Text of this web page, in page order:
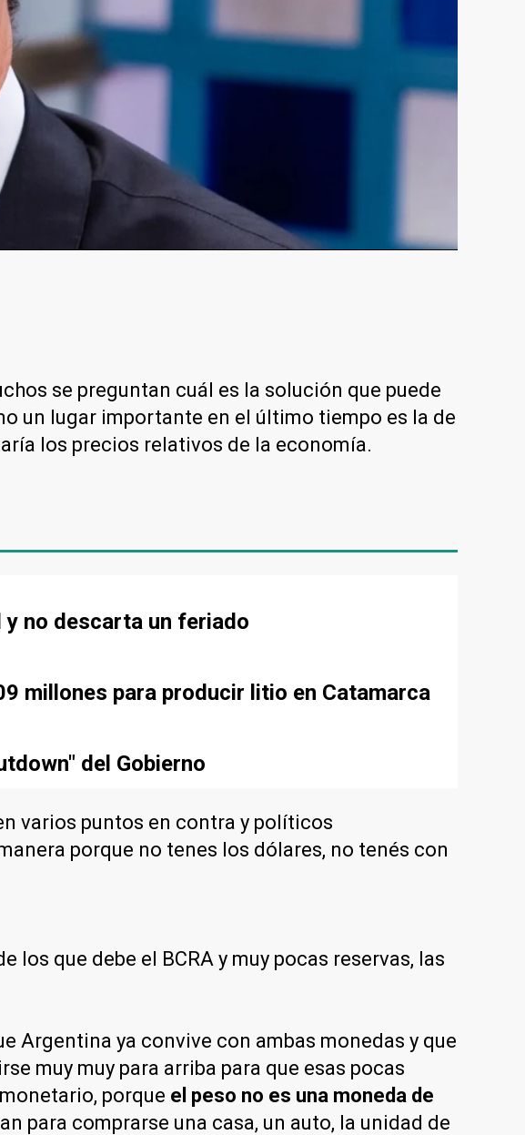
se preguntan cuál es la solución que puede
un lugar importante en el último tiempo es la de
los precios relativos de la economía.
y no descarta un feriado
millones para producir litio en Catamarca
del Gobierno
varios puntos en contra y políticos
porque no tenes los dólares, no tenés con
los que debe el BCRA y muy pocas reservas, las
Argentina ya convive con ambas monedas y que
muy muy para arriba para que esas pocas
porque el peso no es una moneda de
para comprarse una casa, un auto, la unidad de